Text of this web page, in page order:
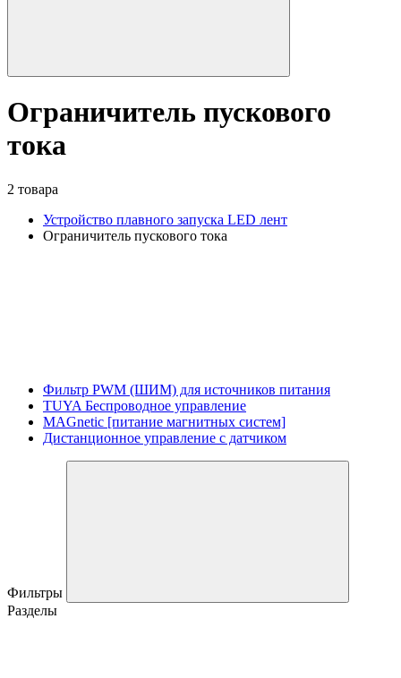
Ограничитель пускового
тока
2 товара
Устройство плавного запуска LED лент
Ограничитель пускового тока
Фильтр PWM (ШИМ) для источников питания
TUYA Беспроводное управление
MAGnetic [питание магнитных систем]
Дистанционное управление с датчиком
Фильтры
Разделы